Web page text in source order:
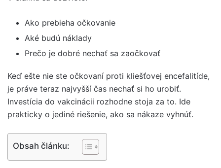
Ako prebieha očkovanie
Aké budú náklady
Prečo je dobré nechať sa zaočkovať
Keď ešte nie ste očkovaní proti kliešťovej encefalitíde,
je práve teraz najvyšší čas nechať si ho urobiť.
Investícia do vakcinácii rozhodne stoja za to. Ide
prakticky o jediné riešenie, ako sa nákaze vyhnúť.
Obsah článku: